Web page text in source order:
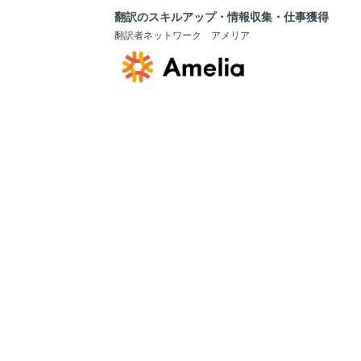
翻訳のスキルアップ・情報収集・仕事獲得
翻訳者ネットワーク アメリア